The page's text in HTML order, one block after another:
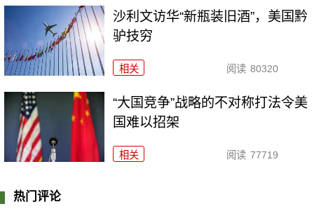
沙利文访华“新瓶装旧酒”，美国黔
驴技穷
相关 阅读 80320
“大国竞争”战略的不对称打法令美
国难以招架
相关 阅读 77719
热门评论